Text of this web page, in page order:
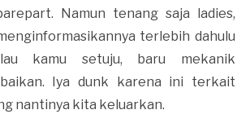
Namun tenang saja ladies,
terlebih dahulu
kamu setuju, baru mekanik
Iya dunk karena ini terkait
nantinya kita keluarkan.